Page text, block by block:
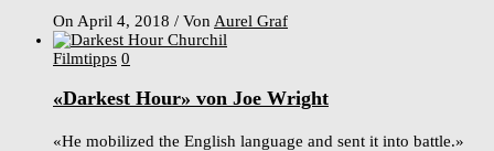
On April 4, 2018 / Von Aurel Graf
Filmtipps 0
«Darkest Hour» von Joe Wright
«He mobilized the English language and sent it into battle.»